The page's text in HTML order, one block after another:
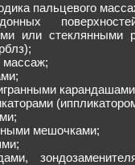
пальцевого
или стеклянными
мешочками;